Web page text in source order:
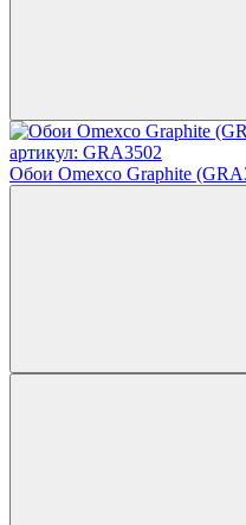
артикул: GRA3502
Обои Omexco Graphite